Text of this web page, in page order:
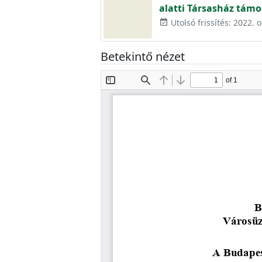
alatti Társasház
event_available Utolsó frissítés: 2022.
Betekintő nézet